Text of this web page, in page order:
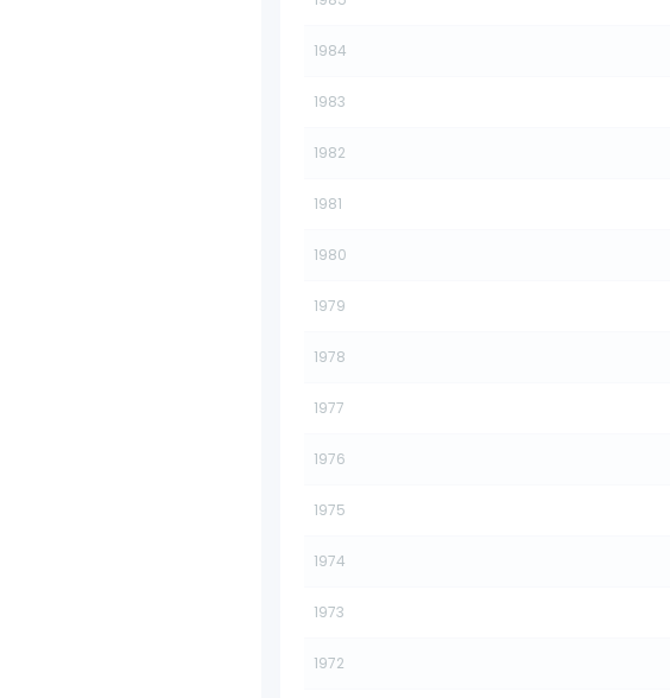
1984
1983
1982
1981
1980
1979
1978
1977
1976
1975
1974
1973
1972